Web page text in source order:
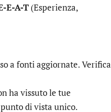
E-A-T (Esperienza,
a fonti aggiornate. Verifica
ha vissuto le tue
di vista unico.